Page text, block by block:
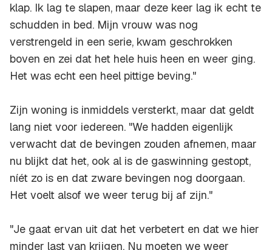
klap. Ik lag te slapen, maar deze keer lag ik echt te
schudden in bed. Mijn vrouw was nog
verstrengeld in een serie, kwam geschrokken
boven en zei dat het hele huis heen en weer ging.
Het was echt een heel pittige beving."
Zijn woning is inmiddels versterkt, maar dat geldt
lang niet voor iedereen. "We hadden eigenlijk
verwacht dat de bevingen zouden afnemen, maar
nu blijkt dat het, ook al is de gaswinning gestopt,
níét zo is en dat zware bevingen nog doorgaan.
Het voelt alsof we weer terug bij af zijn."
"Je gaat ervan uit dat het verbetert en dat we hier
minder last van krijgen. Nu moeten we weer